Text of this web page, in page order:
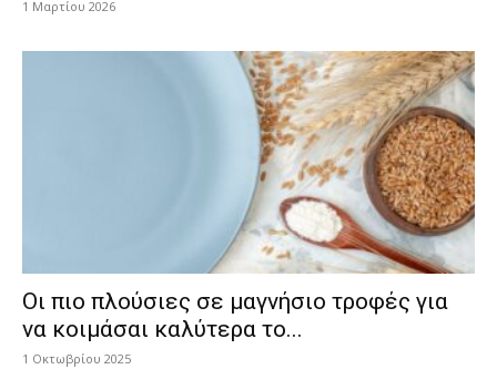
1 Μαρτίου 2026
Οι πιο πλούσιες σε μαγνήσιο τροφές για
να κοιμάσαι καλύτερα το...
1 Οκτωβρίου 2025